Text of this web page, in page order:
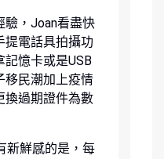
驗，Joan看盡快
提電話具拍攝功
憶卡或是USB
移民潮加上疫情
換過期證件為數
新鮮感的是，每